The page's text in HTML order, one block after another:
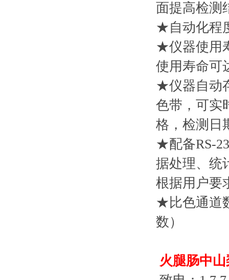
面提高检测
★自动化程
★仪器使用
使用寿命可
★仪器自动
色带，可实
格，检测日
★配备RS-
据处理、统
根据用户要
★比色通道
数）
火腿肠中